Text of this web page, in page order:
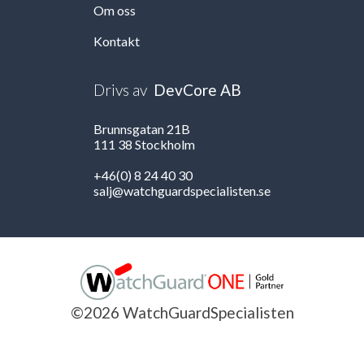
Om oss
Kontakt
Drivs av DevCore AB
Brunnsgatan 21B
111 38 Stockholm
+46(0) 8 24 40 30
salj@watchguardspecialisten.se
©2026 WatchGuardSpecialisten